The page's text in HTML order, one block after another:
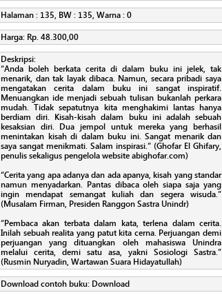
Halaman : 135, BW : 135, Warna : 0
Harga: Rp. 48.300,00
Deskripsi:
“Anda boleh berkata cerita di dalam buku ini jelek, tak
menarik, dan tak layak dibaca. Namun, secara pribadi saya
mengatakan cerita dalam buku ini sangat inspiratif.
Menuangkan ide menjadi sebuah tulisan bukanlah perkara
mudah. Tidak sepatutnya kita menghakimi lantas hanya
berdiam diri. Kisah-kisah dalam buku ini adalah sebuah
kesaksian diri. Dua jempol untuk mereka yang berhasil
menintakan kisah di dalam buku ini. Sangat menarik dan
saya sangat menikmati. Salam inspirasi.” (Ghofar El Ghifary,
penulis sekaligus pengelola website abighofar.com)
“Cerita yang apa adanya dan ada apanya, kisah yang standar
namun menyadarkan. Pantas dibaca oleh siapa saja yang
ingin mendapat semangat kuliah dan segera wisuda.”
(Musalam Firman, Presiden Ranggon Sastra Unindr)
“Pembaca akan terbata dalam kata, terlena dalam cerita.
Inilah sebuah realita yang patut kita cerna. Perjuangan demi
perjuangan yang dituangkan oleh mahasiswa Unindra
melalui cerita, demi satu asa, yakni Sosiologi Sastra.”
(Rusmin Nuryadin, Wartawan Suara Hidayatullah)
Download contoh buku: Download